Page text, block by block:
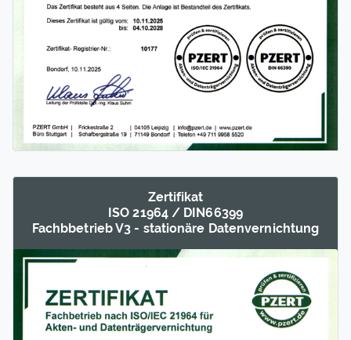
Zertifikat
ISO 21964 / DIN66399
Fachb­betrieb V3 - statio­näre Daten­vernichtung